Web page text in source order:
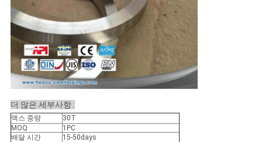
더 많은 세부사항 :
맥스 중량
30T
MOQ
1PC
배달 시간
15-50days